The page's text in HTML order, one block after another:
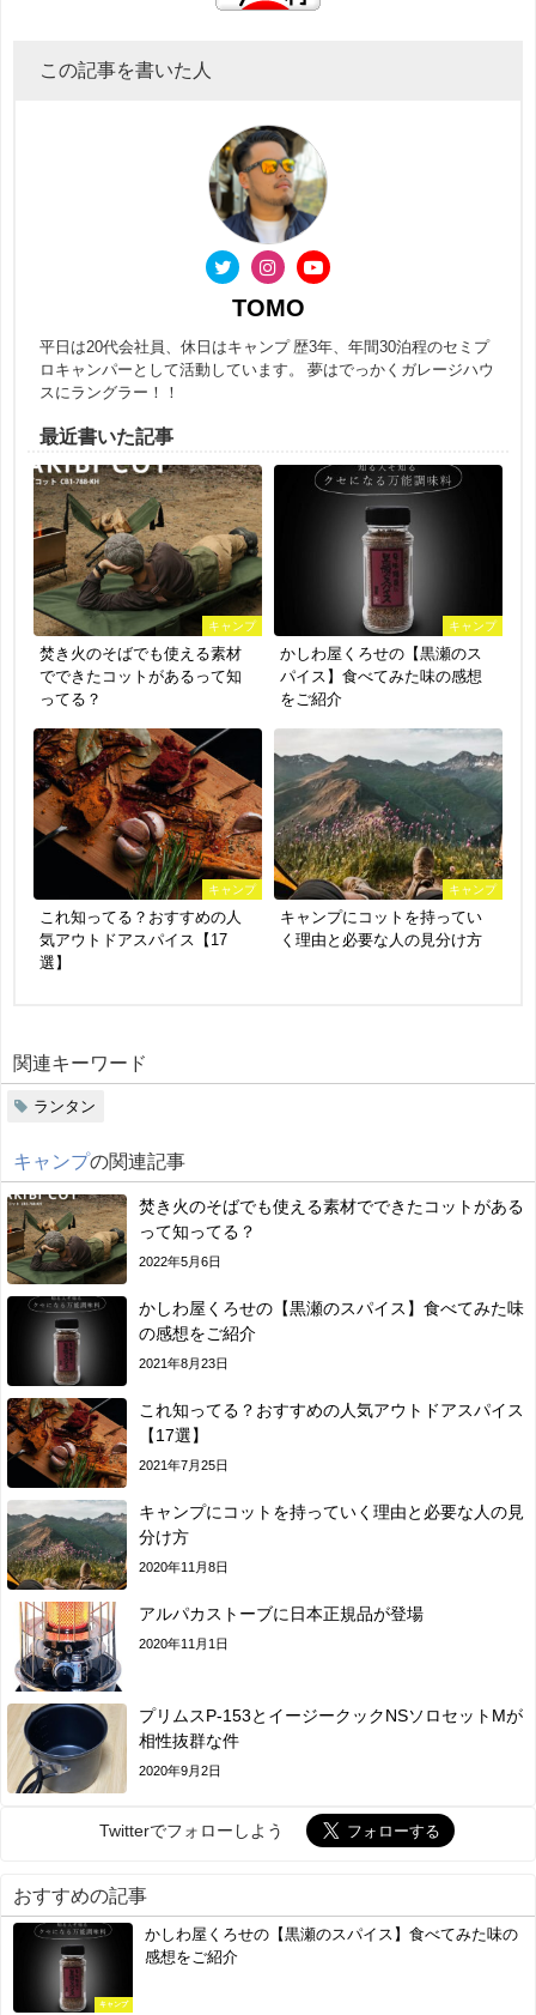
この記事を書いた人
TOMO
平日は20代会社員、休日はキャンプ 歴3年、年間30泊程のセミプ
ロキャンパーとして活動しています。 夢はでっかくガレージハウ
スにラングラー！！
最近書いた記事
キャンプ
焚き火のそばでも使える素材
でできたコットがあるって知
ってる？
キャンプ
かしわ屋くろせの【黒瀬のス
パイス】食べてみた味の感想
をご紹介
キャンプ
これ知ってる？おすすめの人
気アウトドアスパイス【17
選】
キャンプ
キャンプにコットを持ってい
く理由と必要な人の見分け方
関連キーワード
ランタン
キャンプの関連記事
焚き火のそばでも使える素材でできたコットがある
って知ってる？
2022年5月6日
かしわ屋くろせの【黒瀬のスパイス】食べてみた味
の感想をご紹介
2021年8月23日
これ知ってる？おすすめの人気アウトドアスパイス
【17選】
2021年7月25日
キャンプにコットを持っていく理由と必要な人の見
分け方
2020年11月8日
アルパカストーブに日本正規品が登場
2020年11月1日
プリムスP-153とイージークックNSソロセットMが
相性抜群な件
2020年9月2日
Twitterでフォローしよう
おすすめの記事
キャンプ
かしわ屋くろせの【黒瀬のスパイス】食べてみた味の
感想をご紹介